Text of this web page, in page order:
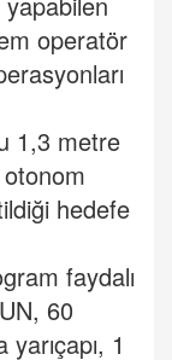
operatör
1,3 metre
hedefe
faydalı
60
1